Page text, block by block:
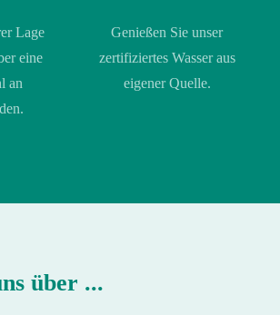
Lage
eine
an
Genießen Sie unser
zertifiziertes Wasser aus
eigener Quelle.
über ...